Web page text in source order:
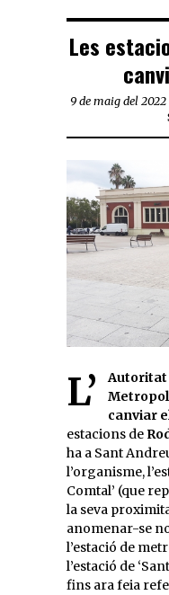
Les
9 de maig del 2022
L’
Autoritat
canviar
estacions de
ha a Sant
l’organisme,
Comtal’ (que
la seva
anomenar-se
l’estació de
l’estació de
fins ara feia